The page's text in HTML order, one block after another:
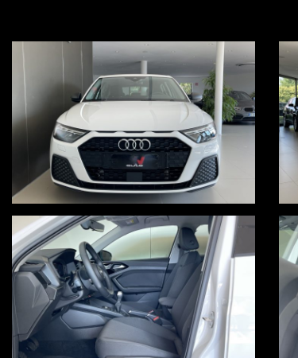
UN FINANZIAMENTO CON COPERTURE ASSICURATIVE
un impegno contrattuale